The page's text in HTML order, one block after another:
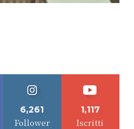
6,261
Follower
1,117
Iscritti